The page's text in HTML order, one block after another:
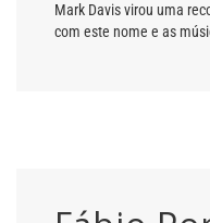
Mark Davis virou uma
com este nome e as